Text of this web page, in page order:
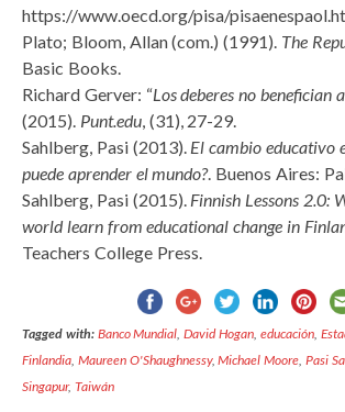
https://www.oecd.org/pisa/
Plato; Bloom, Allan (com.) (1991). The
Basic Books.
Richard Gerver: “Los deberes no benefician
(2015). Punt.edu, (31), 27-29.
Sahlberg, Pasi (2013). El cambio educativo
puede aprender el mundo?. Buenos Aires:
Sahlberg, Pasi (2015). Finnish Lessons 2.0:
world learn from educational change in
Teachers College Press.
Tagged with: Banco Mundial ,David Hogan educación,
Finlandia Maureen O'Shaughnessy,Michael Moore ,Pasi
Singapur, Taiwán